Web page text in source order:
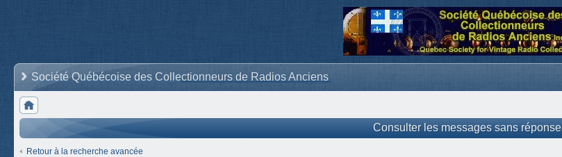
Société Québécoise des Collectionneurs de Radios Anciens
Consulter les messages sans réponse
Retour à la recherche avancée